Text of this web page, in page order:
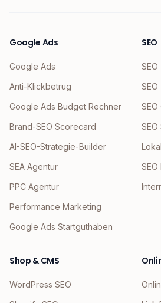
Google Ads
Google Ads
Anti-Klickbetrug
Google Ads Budget Rechner
Brand-SEO Scorecard
AI-SEO-Strategie-Builder
SEA Agentur
PPC Agentur
Performance Marketing
Google Ads Startguthaben
SEO
SEO
SEO
Shop & CMS
WordPress SEO